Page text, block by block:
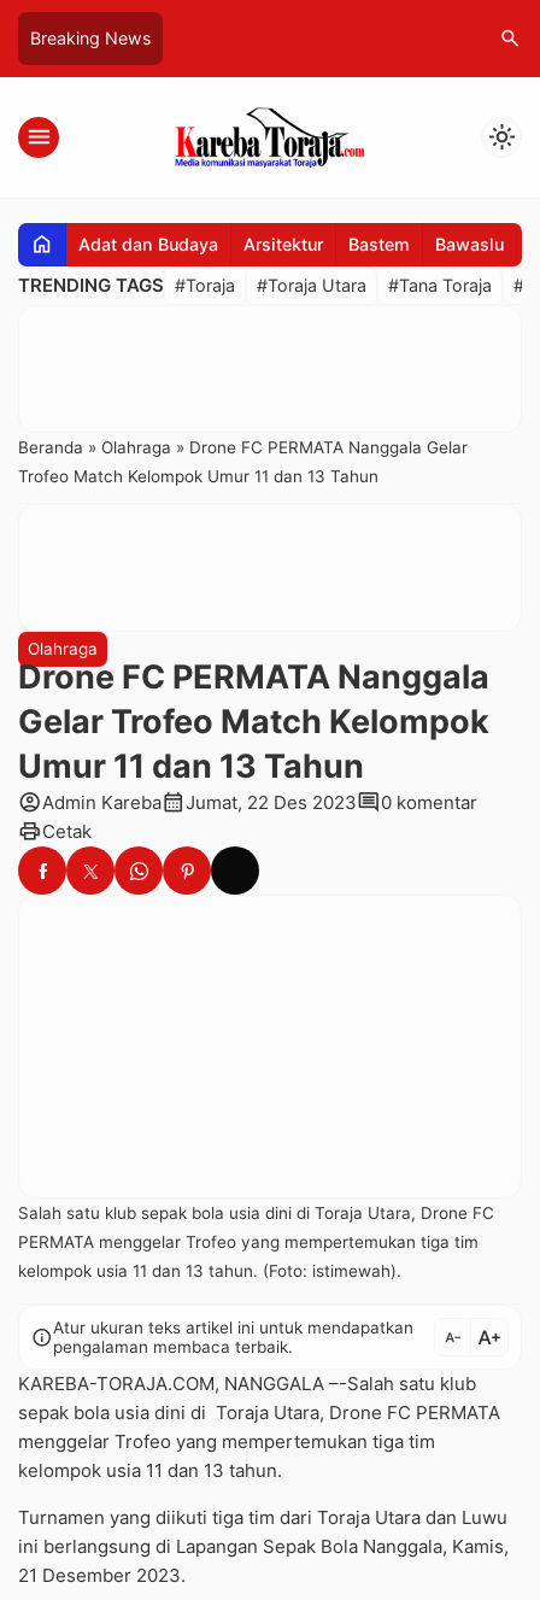
Breaking News search
menu light_mode
home Adat dan Budaya Arsitektur Bastem Bawaslu
TRENDING TAGS #Toraja #Toraja Utara #Tana Toraja
Beranda » Olahraga » Drone FC PERMATA Nanggala Gelar
Trofeo Match Kelompok Umur 11 dan 13 Tahun
Olahraga
Drone FC PERMATA Nanggala
Gelar Trofeo Match Kelompok
Umur 11 dan 13 Tahun
account_circleAdmin Karebacalendar_monthJumat, 22 Des 2023comment0 komentar
printCetak
Salah satu klub sepak bola usia dini di Toraja Utara, Drone FC
PERMATA menggelar Trofeo yang mempertemukan tiga tim
kelompok usia 11 dan 13 tahun. (Foto: istimewah).
infoAtur ukuran teks artikel ini untuk mendapatkan
pengalaman membaca terbaik.
text_decrease text_increase
KAREBA-TORAJA.COM, NANGGALA –-Salah satu klub
sepak bola usia dini di Toraja Utara, Drone FC PERMATA
menggelar Trofeo yang mempertemukan tiga tim
kelompok usia 11 dan 13 tahun.
Turnamen yang diikuti tiga tim dari Toraja Utara dan Luwu
ini berlangsung di Lapangan Sepak Bola Nanggala, Kamis,
21 Desember 2023.